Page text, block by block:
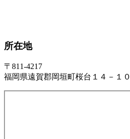
所在地
〒811-4217
福岡県遠賀郡岡垣町桜台１４－１０